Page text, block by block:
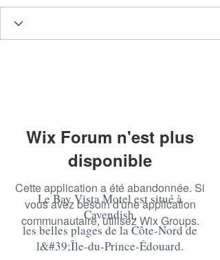
Wix Forum n'est plus
disponible
Cette application a été abandonnée. Si
vous avez besoin d'une application
communautaire, utilisez Wix Groups.
Le Bay Vista Motel est situé à
Cavendish,
les belles plages de la Côte-Nord de
l&#39;Île-du-Prince-Édouard.